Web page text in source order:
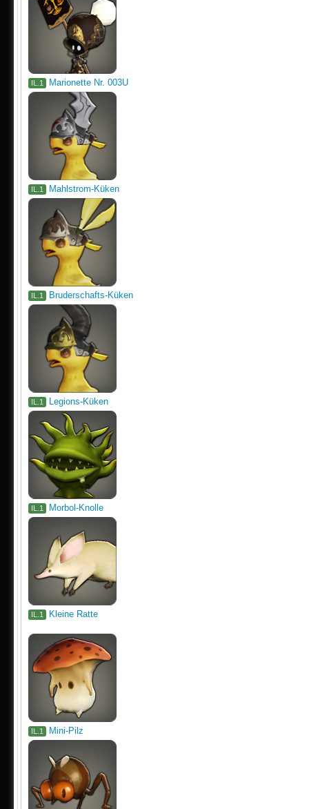
IL.1 Marionette Nr. 003U
IL.1 Mahlstrom-Küken
IL.1 Bruderschafts-Küken
IL.1 Legions-Küken
IL.1 Morbol-Knolle
IL.1 Kleine Ratte
IL.1 Mini-Pilz